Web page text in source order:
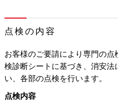
点検の内容
お客様のご要請により専門の
検診断シートに基づき、消安法
い、各部の点検を行います。
点検内容